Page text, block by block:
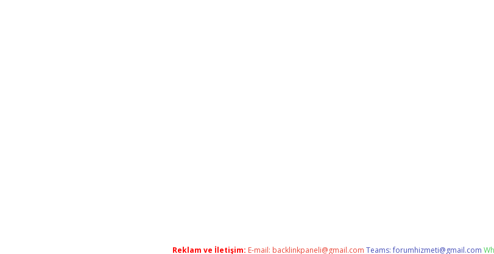
Reklam ve İletişim: E-mail: backlinkpaneli@gmail.com Teams:forumhizmeti@gmail.com